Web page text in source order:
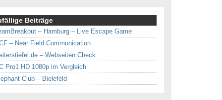
Beiträge
– Hamburg – Live Escape Game
– Near Field Communication
– Webseiten Check
Pro1 HD 1080p im Vergleich
Club – Bielefeld